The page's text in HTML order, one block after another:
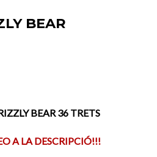
BEAR
BEAR 36 TRETS
A LA DESCRIPCIÓ!!!